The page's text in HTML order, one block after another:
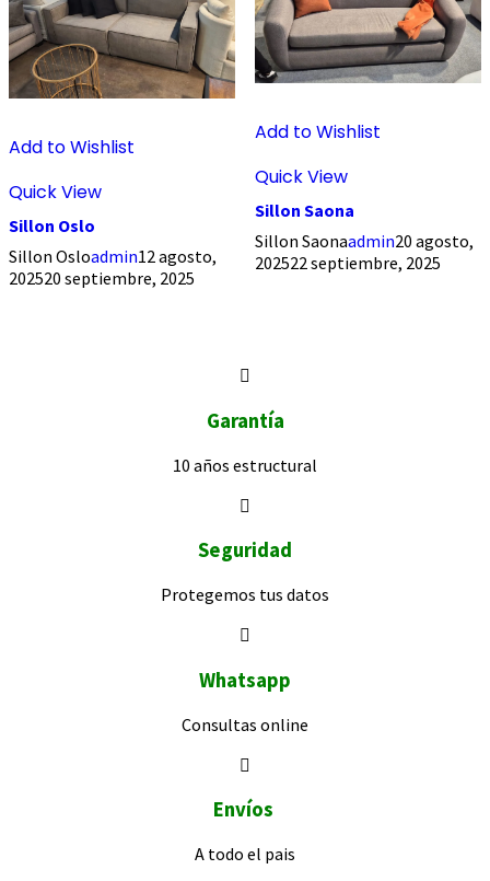
Add to Wishlist
Quick View
Sillon Oslo
Sillon Osloadmin12 agosto,
202520 septiembre, 2025
Add to Wishlist
Quick View
Sillon Saona
Sillon Saonaadmin20 agosto,
202522 septiembre, 2025
Garantía
10 años estructural
Seguridad
Protegemos tus datos
Whatsapp
Consultas online
Envíos
A todo el pais